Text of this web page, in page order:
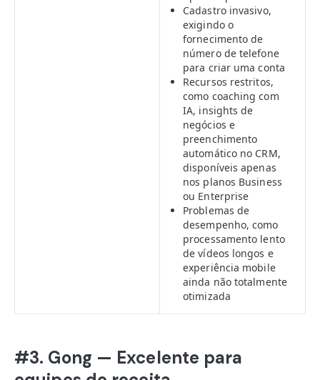
Cadastro invasivo,
exigindo o
fornecimento de
número de telefone
para criar uma conta
Recursos restritos,
como coaching com
IA, insights de
negócios e
preenchimento
automático no CRM,
disponíveis apenas
nos planos Business
ou Enterprise
Problemas de
desempenho, como
processamento lento
de vídeos longos e
experiência mobile
ainda não totalmente
otimizada
#3. Gong — Excelente para